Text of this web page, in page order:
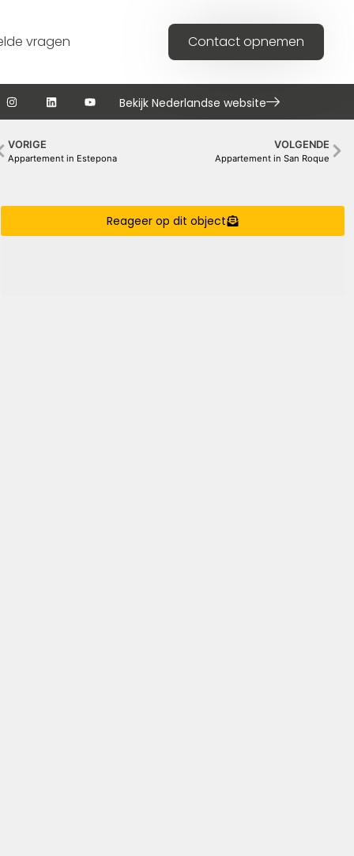
vragen Contact opnemen
Bekijk Nederlandse website
VORIGE
Appartement in Estepona
VOLGENDE
Appartement in San Roque
Reageer op dit object